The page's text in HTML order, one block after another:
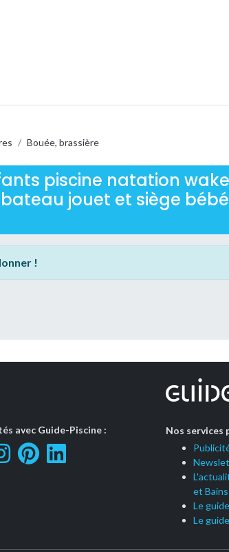
/ Bouée, brassière
piscine natation
jouet et siège
!
avec Guide-Piscine :
Nos services
et Bains
Le
Le